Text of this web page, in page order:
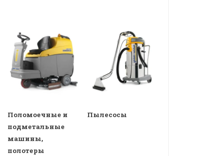
Поломоечные и
подметальные
машины,
полотеры
Пылесосы